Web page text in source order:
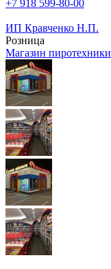
+7 918 599-80-00
ИП Кравченко Н.П.
Розница
Магазин пиротехники